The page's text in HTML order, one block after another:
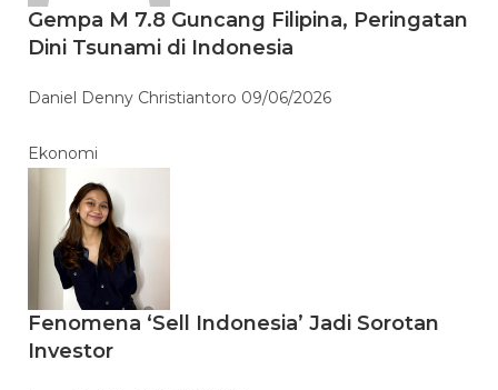
Gempa M 7.8 Guncang Filipina, Peringatan
Dini Tsunami di Indonesia
Daniel Denny Christiantoro 09/06/2026
Ekonomi
Fenomena ‘Sell Indonesia’ Jadi Sorotan
Investor